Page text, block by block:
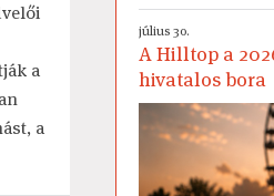
a
a
július 30.
A Hilltop a
hivatalos bora